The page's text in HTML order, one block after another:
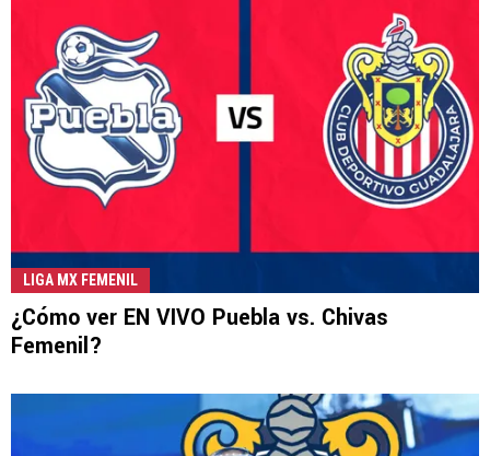
LIGA MX FEMENIL
¿Cómo ver EN VIVO Puebla vs. Chivas
Femenil?